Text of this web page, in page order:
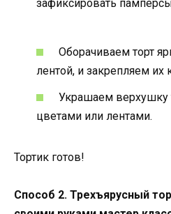
зафиксировать
Оборачиваем торт
лентой, и закрепляем их
Украшаем верхушку
цветами или лентами.
Тортик готов!
Способ 2. Трехъярусный